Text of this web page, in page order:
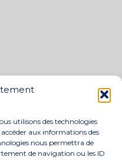
utilisons des technologies
aux informations des
nous permettra de
de navigation ou les ID